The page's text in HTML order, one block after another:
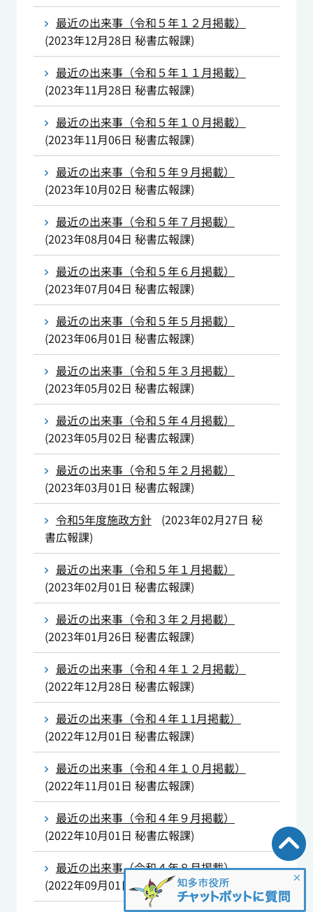
最近の出来事（令和５年１２月掲載）
(2023年12月28日 秘書広報課)
最近の出来事（令和５年１１月掲載）
(2023年11月28日 秘書広報課)
最近の出来事（令和５年１０月掲載）
(2023年11月06日 秘書広報課)
最近の出来事（令和５年９月掲載）
(2023年10月02日 秘書広報課)
最近の出来事（令和５年７月掲載）
(2023年08月04日 秘書広報課)
最近の出来事（令和５年６月掲載）
(2023年07月04日 秘書広報課)
最近の出来事（令和５年５月掲載）
(2023年06月01日 秘書広報課)
最近の出来事（令和５年３月掲載）
(2023年05月02日 秘書広報課)
最近の出来事（令和５年４月掲載）
(2023年05月02日 秘書広報課)
最近の出来事（令和５年２月掲載）
(2023年03月01日 秘書広報課)
令和5年度施政方針
(2023年02月27日 秘
書広報課)
最近の出来事（令和５年１月掲載）
(2023年02月01日 秘書広報課)
最近の出来事（令和３年２月掲載）
(2023年01月26日 秘書広報課)
最近の出来事（令和４年１２月掲載）
(2022年12月28日 秘書広報課)
最近の出来事（令和４年１1月掲載）
(2022年12月01日 秘書広報課)
最近の出来事（令和４年１０月掲載）
(2022年11月01日 秘書広報課)
最近の出来事（令和４年９月掲載）
(2022年10月01日 秘書広報課)
最近の出来事（令和４年８月掲載）
(2022年09月01日秘書広報課)